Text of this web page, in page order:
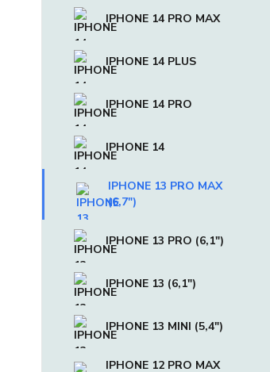
IPHONE 14 PRO MAX
IPHONE 14 PLUS
IPHONE 14 PRO
IPHONE 14
IPHONE 13 PRO MAX
(6,7")
IPHONE 13 PRO (6,1")
IPHONE 13 (6,1")
IPHONE 13 MINI (5,4")
IPHONE 12 PRO MAX